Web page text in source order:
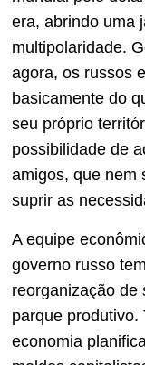
era, abrindo uma
multipolaridade.
agora, os russos
basicamente do
seu próprio
possibilidade de
amigos, que nem
suprir as
A equipe
governo russo
reorganização de
parque produtivo.
economia